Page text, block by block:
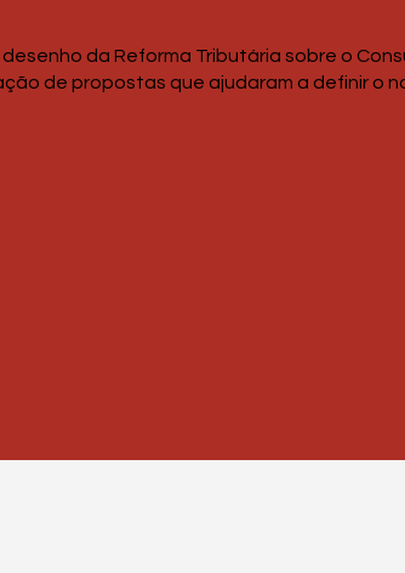
da Reforma Tributária sobre o
de propostas que ajudaram a definir o